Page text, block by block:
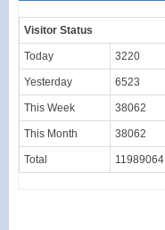
Visitor Status
Today 3220
Yesterday 6523
This Week 38062
This Month 38062
Total 11989064